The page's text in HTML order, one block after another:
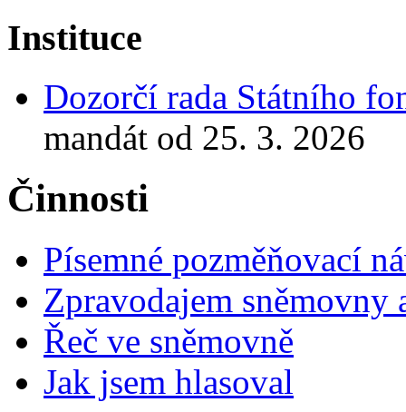
Instituce
Dozorčí rada Státního
mandát od 25. 3. 2026
Činnosti
Písemné pozměňovací
Zpravodajem
Řeč ve sněmovně
Jak jsem hlasoval